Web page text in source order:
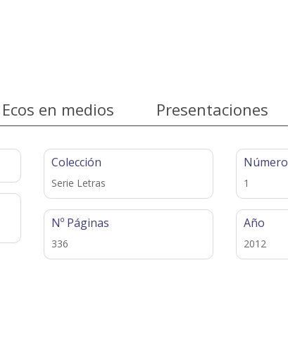
Ecos en medios Presentaciones
Colección
Serie Letras
Nº Páginas
336
Número
1
Año
2012